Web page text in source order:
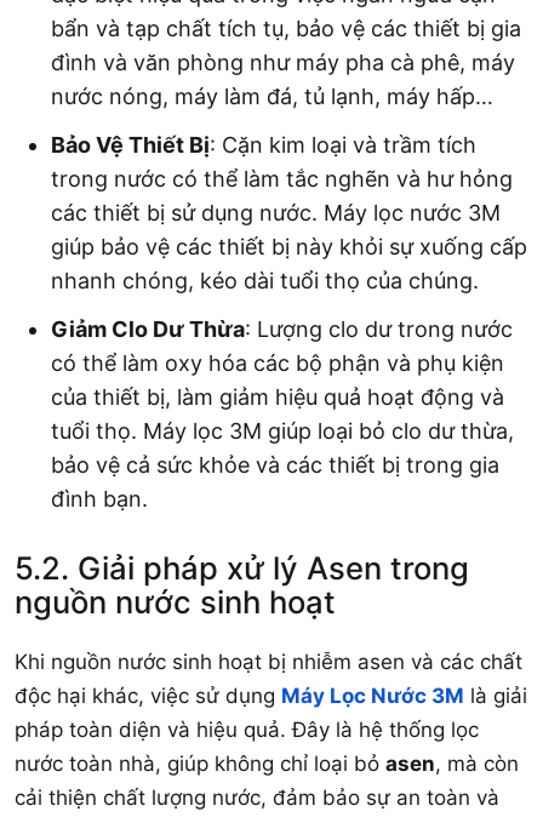
bẩn và tạp chất tích tụ, bảo vệ các thiết bị gia
đình và văn phòng như máy pha cà phê, máy
nước nóng, máy làm đá, tủ lạnh, máy hấp…
Bảo Vệ Thiết Bị: Cặn kim loại và trầm tích
trong nước có thể làm tắc nghẽn và hư hỏng
các thiết bị sử dụng nước. Máy lọc nước 3M
giúp bảo vệ các thiết bị này khỏi sự xuống cấp
nhanh chóng, kéo dài tuổi thọ của chúng.
Giảm Clo Dư Thừa: Lượng clo dư trong nước
có thể làm oxy hóa các bộ phận và phụ kiện
của thiết bị, làm giảm hiệu quả hoạt động và
tuổi thọ. Máy lọc 3M giúp loại bỏ clo dư thừa,
bảo vệ cả sức khỏe và các thiết bị trong gia
đình bạn.
5.2. Giải pháp xử lý Asen trong
nguồn nước sinh hoạt
Khi nguồn nước sinh hoạt bị nhiễm asen và các chất
độc hại khác, việc sử dụng Máy Lọc Nước 3M là giải
pháp toàn diện và hiệu quả. Đây là hệ thống lọc
nước toàn nhà, giúp không chỉ loại bỏ asen, mà còn
cải thiện chất lượng nước, đảm bảo sự an toàn và